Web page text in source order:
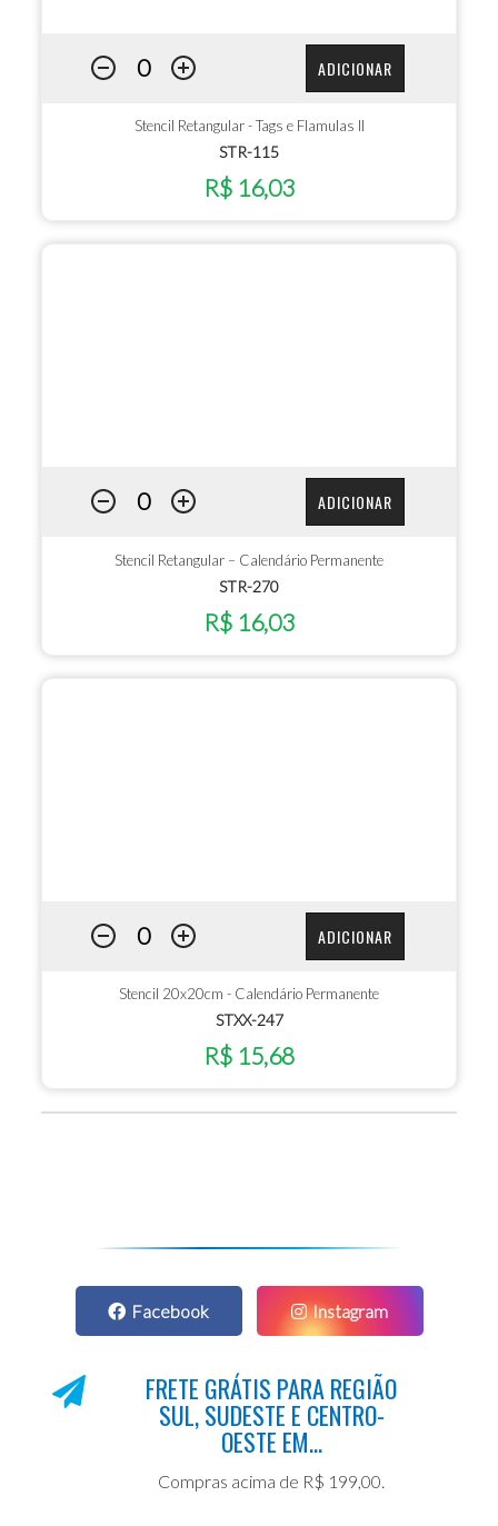
ADICIONAR
Stencil Retangular - Tags e Flamulas II
STR-115
R$ 16,03
ADICIONAR
Stencil Retangular – Calendário Permanente
STR-270
R$ 16,03
ADICIONAR
Stencil 20x20cm - Calendário Permanente
STXX-247
R$ 15,68
Facebook Instagram
FRETE GRÁTIS PARA REGIÃO
SUL, SUDESTE E CENTRO-
OESTE EM...
Compras acima de R$ 199,00.